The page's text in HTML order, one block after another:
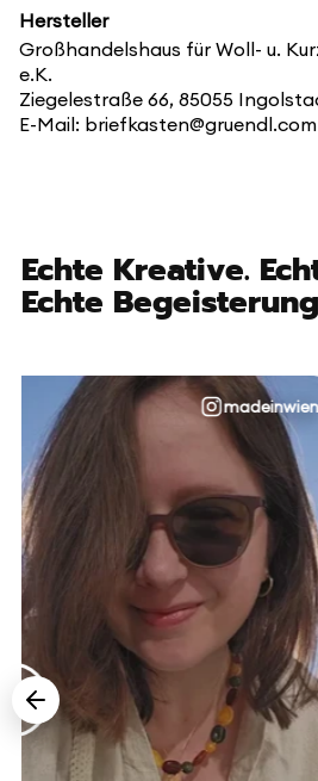
Hersteller
Großhandelshaus für Woll- u.
e.K.
Ziegelestraße 66, 85055
E-Mail: briefkasten@gruendl.com
Echte Kreative.
Echte
madeinwien